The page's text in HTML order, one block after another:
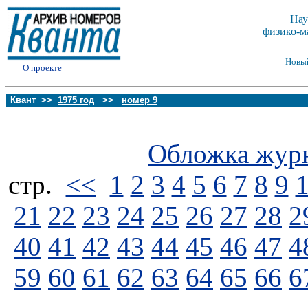
О проекте
физико-
Квант >> 1975 год >> номер 9
Обложка
стp. << 1 2 3 4 5 6 7 8 9
21 22 23 24 25 26 27 28
40 41 42 43 44 45 46 47
59 60 61 62 63 64 65 66